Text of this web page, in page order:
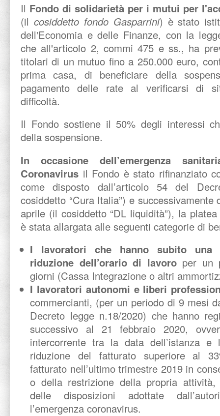
Il Fondo di solidarietà per i mutui per
(il cosiddetto fondo Gasparrini) è stato
dell'Economia e delle Finanze, con la
che all'articolo 2, commi 475 e ss., ha
titolari di un mutuo fino a 250.000 euro,
prima casa, di beneficiare della
pagamento delle rate al verificarsi di
difficoltà.
Il Fondo sostiene il 50% degli interessi
della sospensione.
In occasione dell’emergenza
Coronavirus il Fondo è stato rifinanziato
come disposto dall’articolo 54 del
cosiddetto “Cura Italia”) e successivamente
aprile (il cosiddetto “DL liquidità”), la
è stata allargata alle seguenti categorie di
I lavoratori che hanno subito una
riduzione dell’orario di lavoroper un
giorni (Cassa Integrazione o altri
I lavoratori autonomi e liberi
commercianti, (per un periodo di 9 mesi
Decreto legge n.18/2020) che hanno
successivo al 21 febbraio 2020,
intercorrente tra la data dell’istanza
riduzione del fatturato superiore al
fatturato nell’ultimo trimestre 2019 in
o della restrizione della propria
delle disposizioni adottate
l’emergenza coronavirus.